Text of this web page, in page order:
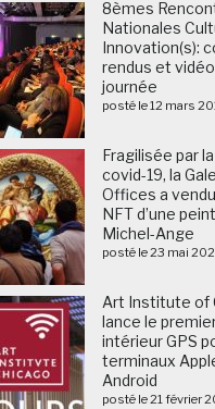
8èmes
Nationales
Innovation(s):
rendus et
journée
posté le 12 mars
Fragilisée par
covid-19, la
Offices a
NFT d’une
Michel-Ange
posté le 23 mai
Art Institute of
lance le
intérieur GPS
terminaux
Android
posté le 21 février